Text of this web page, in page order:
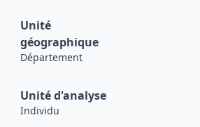
Unité
géographique
Département
Unité d'analyse
Individu